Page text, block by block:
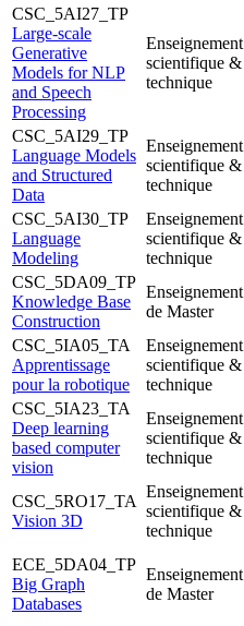
CSC_5AI27_TP
Large-scale
Generative
Models for NLP
and Speech
Processing
Enseignement
scientifique &
technique
CSC_5AI29_TP
Language Models
and Structured
Data
Enseignement
scientifique &
technique
CSC_5AI30_TP
Language
Modeling
Enseignement
scientifique &
technique
CSC_5DA09_TP
Knowledge Base
Construction
Enseignement
de Master
CSC_5IA05_TA
Apprentissage
pour la robotique
Enseignement
scientifique &
technique
CSC_5IA23_TA
Deep learning
based computer
vision
Enseignement
scientifique &
technique
CSC_5RO17_TA
Vision 3D
Enseignement
scientifique &
technique
ECE_5DA04_TP
Big Graph
Databases
Enseignement
de Master